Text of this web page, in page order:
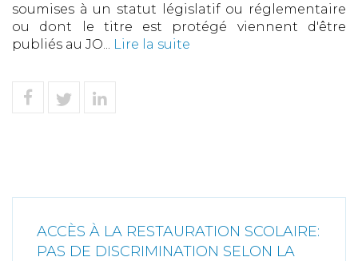
soumises à un statut législatif ou réglementaire
ou dont le titre est protégé viennent d'être
publiés au JO... Lire la suite
ACCÈS À LA RESTAURATION SCOLAIRE:
PAS DE DISCRIMINATION SELON LA